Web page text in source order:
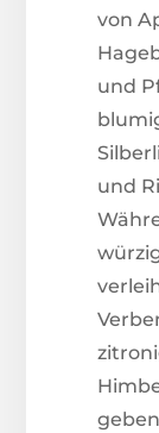
von
und
und